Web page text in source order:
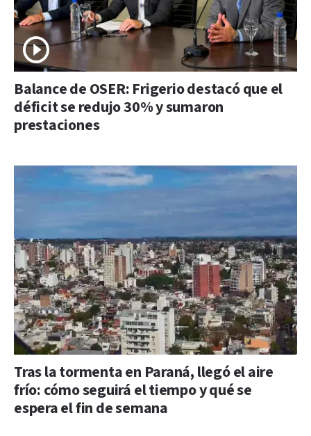
Balance de OSER: Frigerio destacó que el
déficit se redujo 30% y sumaron
prestaciones
Tras la tormenta en Paraná, llegó el aire
frío: cómo seguirá el tiempo y qué se
espera el fin de semana